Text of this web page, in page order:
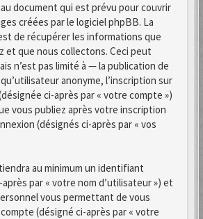
document qui est prévu pour couvrir
créées par le logiciel phpBB. La
de récupérer les informations que
et que nous collectons. Ceci peut
n’est pas limité à — la publication de
anonyme, l’inscription sur
ci-après par « votre compte »)
vous publiez après votre inscription
(désignés ci-après par « vos
au minimum un identifiant
par « votre nom d’utilisateur ») et
vous permettant de vous
(désigné ci-après par « votre